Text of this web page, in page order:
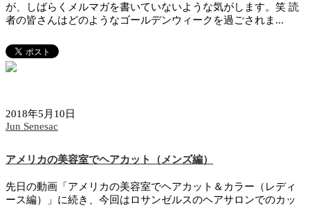
が、しばらくメルマガを書いていないような気がします。笑 読
者の皆さんはどのようなゴールデンウィークを過ごされま...
2018年5月10日
Jun Senesac
アメリカの美容室でヘアカット（メンズ編）
先日の動画「アメリカの美容室でヘアカット＆カラー（レディ
ース編）」に続き、今回はロサンゼルスのヘアサロンでのカッ